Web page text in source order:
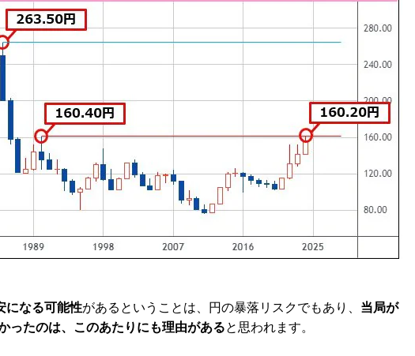
になる可能性があるということは、円の暴落リスクでもあり、 当局が
ったのは、このあたりにも理由があると思われます。